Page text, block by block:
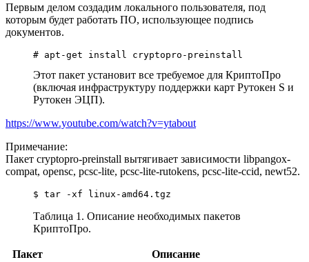
Первым делом создадим локального пользователя, под
которым будет работать ПО, использующее подпись
документов.
# apt-get install cryptopro-preinstall
Этот пакет установит все требуемое для КриптоПро
(включая инфраструктуру поддержки карт Рутокен S и
Рутокен ЭЦП).
https://www.youtube.com/watch?v=ytabout
Примечание:
Пакет cryptopro-preinstall вытягивает зависимости libpangox-
compat, opensc, pcsc-lite, pcsc-lite-rutokens, pcsc-lite-ccid, newt52.
$ tar -xf linux-amd64.tgz
Таблица 1. Описание необходимых пакетов
КриптоПро.
Пакет
Описание